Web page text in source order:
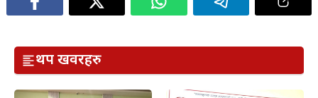
थप खवरहरु